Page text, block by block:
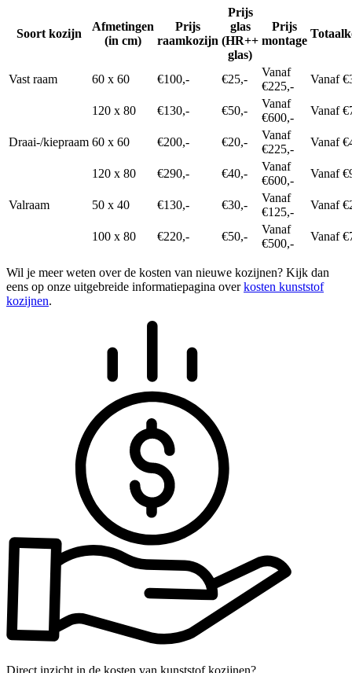
Soort kozijn
Afmetingen
(in cm)
Prijs
raamkozijn
Prijs
glas
(HR++
glas)
Prijs
montage
Vast raam 60 x 60 €100,- €25,-
Vanaf
€225,-
Vanaf
120 x 80 €130,- €50,-
Vanaf
€600,-
Vanaf
Draai-/kiepraam 60 x 60 €200,- €20,-
Vanaf
€225,-
Vanaf
120 x 80 €290,- €40,-
Vanaf
€600,-
Vanaf
Valraam 50 x 40 €130,- €30,-
Vanaf
€125,-
Vanaf
100 x 80 €220,- €50,-
Vanaf
€500,-
Vanaf
Wil je meer weten over de kosten van nieuwe kozijnen? Kijk dan
eens op onze uitgebreide informatiepagina overkosten kunststof
kozijnen.
Direct inzicht in de kosten van kunststof kozijnen?